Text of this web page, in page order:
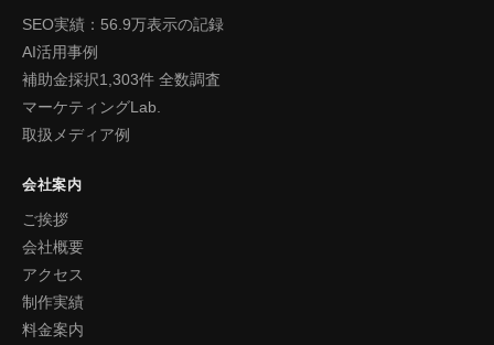
SEO実績：56.9万表示の記録
AI活用事例
補助金採択1,303件 全数調査
マーケティングLab.
取扱メディア例
会社案内
ご挨拶
会社概要
アクセス
制作実績
料金案内